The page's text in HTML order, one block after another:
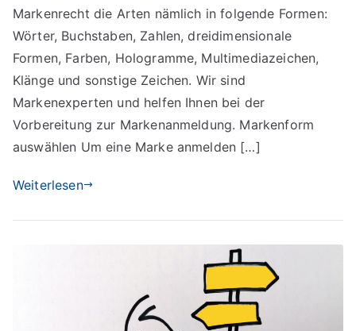
Markenrecht die Arten nämlich in folgende Formen:
Wörter, Buchstaben, Zahlen, dreidimensionale
Formen, Farben, Hologramme, Multimediazeichen,
Klänge und sonstige Zeichen. Wir sind
Markenexperten und helfen Ihnen bei der
Vorbereitung zur Markenanmeldung. Markenform
auswählen Um eine Marke anmelden […]
Weiterlesen